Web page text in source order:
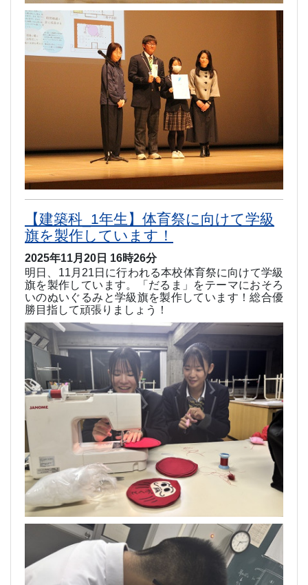
【建築科_1年生】体育祭に向けて学級
旗を製作しています！
2025年11月20日 16時26分
明日、11 月 21 日に行われる本校体育祭に向けて学級
旗を製作しています。「だるま」をテーマにおそろ
いのぬいぐるみと学級旗を製作しています！総合優
勝目指して頑張りましょう！